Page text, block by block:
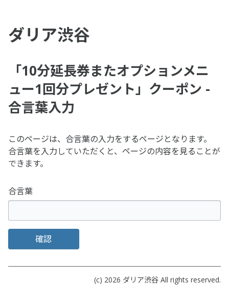
ダリア渋谷
「10分延長券またオプションメニ
ュー1回分プレゼント」クーポン -
合言葉入力
このページは、合言葉の入力をするページとなります。
合言葉を入力していただくと、ページの内容を見ることが
できます。
合言葉
確認
(c) 2026 ダリア渋谷 All rights reserved.